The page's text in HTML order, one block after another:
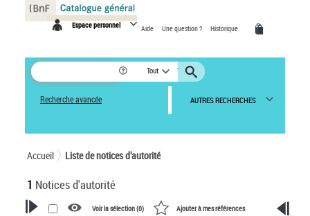
Espace personnel Aide Une question ? Historique
Tout
Recherche avancée AUTRES RECHERCHES
Accueil Liste de notices d’autorité
1 Notices d'autorité
Voir la sélection (0) Ajouter à mes références
Panneau de gestion des cookies